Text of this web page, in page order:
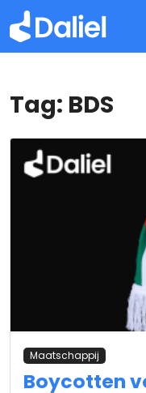
Tag: BDS
Maatschappij
Boycotten